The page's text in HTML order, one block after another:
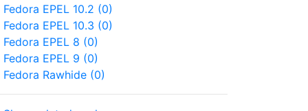
Fedora EPEL 10.2 (0)
Fedora EPEL 10.3 (0)
Fedora EPEL 8 (0)
Fedora EPEL 9 (0)
Fedora Rawhide (0)